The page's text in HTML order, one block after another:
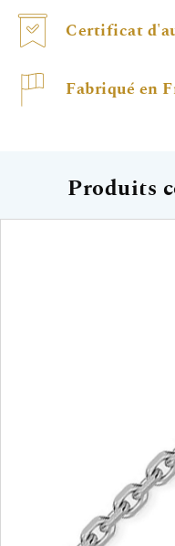
Certificat
Fabriqué en
Produits